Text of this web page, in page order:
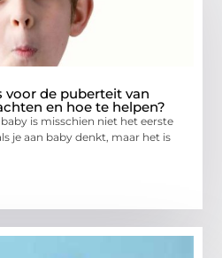
voor de puberteit van
en hoe te helpen?
is misschien niet het eerste
je aan baby denkt, maar het is